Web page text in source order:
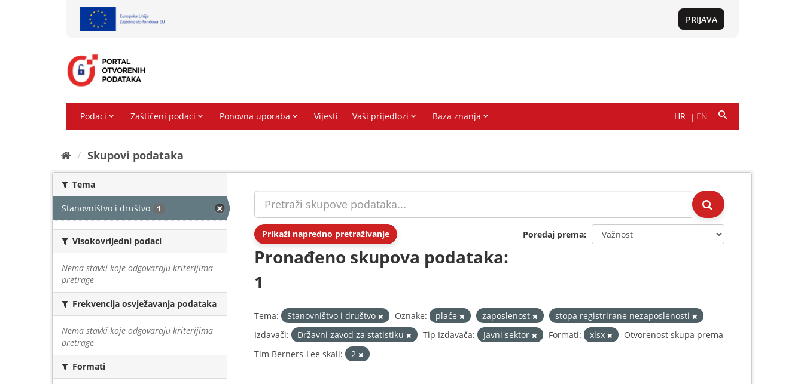
Skupovi podаtаkа
Tema
Stanovništvo i društvo 1
Visokovrijedni podaci
Nema stavki koje odgovaraju kriterijima
pretrage
Frekvencija osvježavanja podataka
Nema stavki koje odgovaraju kriterijima
pretrage
Formati
Prikaži napredno pretraživanje Poredaj prema
Pronađeno skupova podataka:
1
Tema: Stanovništvo i društvo Oznake: plaće zaposlenost
stopa registrirane nezaposlenosti
Izdavači:
Državni zavod za statistiku Tip Izdavača: Javni sektor Formati: xlsx
Otvorenost skupa prema
Tim Berners-Lee skali:
2